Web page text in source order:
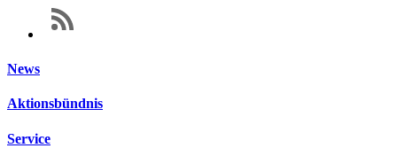
News
Aktionsbündnis
Service